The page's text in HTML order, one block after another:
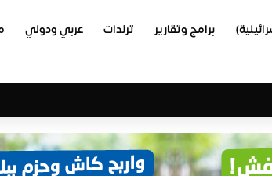
برامج وتقارير ترندات عربي ودولي